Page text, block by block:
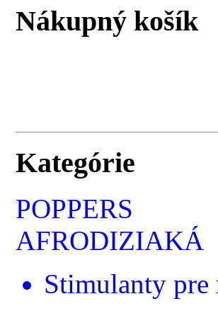
Nákupný košík
Kategórie
POPPERS
AFRODIZIAKÁ
Stimulanty pre